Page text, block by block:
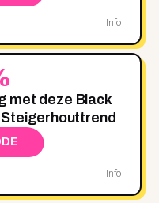
Info
met deze Black
Info